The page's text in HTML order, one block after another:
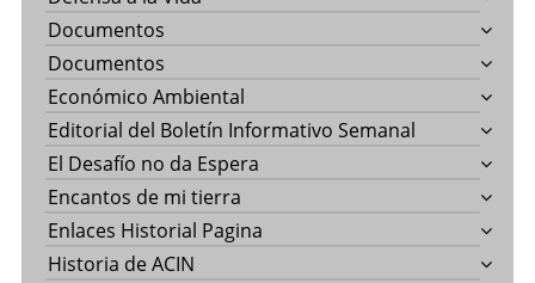
Documentos
Documentos
Económico Ambiental
Editorial del Boletín Informativo Semanal
El Desafío no da Espera
Encantos de mi tierra
Enlaces Historial Pagina
Historia de ACIN